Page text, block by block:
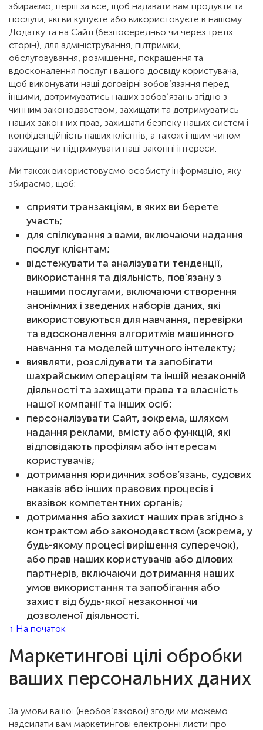
збираємо, перш за все, щоб надавати вам продукти та
послуги, які ви купуєте або використовуєте в нашому
Додатку та на Сайті (безпосередньо чи через третіх
сторін), для адміністрування, підтримки,
обслуговування, розміщення, покращення та
вдосконалення послуг і вашого досвіду користувача,
щоб виконувати наші договірні зобов’язання перед
іншими, дотримуватись наших зобов’язань згідно з
чинним законодавством, захищати та дотримуватись
наших законних прав, захищати безпеку наших систем і
конфіденційність наших клієнтів, а також іншим чином
захищати чи підтримувати наші законні інтереси.
Ми також використовуємо особисту інформацію, яку
збираємо, щоб:
сприяти транзакціям, в яких ви берете
участь;
для спілкування з вами, включаючи надання
послуг клієнтам;
відстежувати та аналізувати тенденції,
використання та діяльність, пов’язану з
нашими послугами, включаючи створення
анонімних і зведених наборів даних, які
використовуються для навчання, перевірки
та вдосконалення алгоритмів машинного
навчання та моделей штучного інтелекту;
виявляти, розслідувати та запобігати
шахрайським операціям та іншій незаконній
діяльності та захищати права та власність
нашої компанії та інших осіб;
персоналізувати Сайт, зокрема, шляхом
надання реклами, вмісту або функцій, які
відповідають профілям або інтересам
користувачів;
дотримання юридичних зобов’язань, судових
наказів або інших правових процесів і
вказівок компетентних органів;
дотримання або захист наших прав згідно з
контрактом або законодавством (зокрема, у
будь-якому процесі вирішення суперечок),
або прав наших користувачів або ділових
партнерів, включаючи дотримання наших
умов використання та запобігання або
захист від будь-якої незаконної чи
дозволеної діяльності.
↑ На початок
Маркетингові цілі обробки
ваших персональних даних
За умови вашої (необов’язкової) згоди ми можемо
надсилати вам маркетингові електронні листи про